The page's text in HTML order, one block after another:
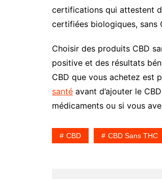
certifications qui attestent
certifiées biologiques, sans
Choisir des produits CBD
positive et des résultats
CBD que vous achetez est
santé avant d’ajouter le
médicaments ou si vous
CBD CBD Sans THC